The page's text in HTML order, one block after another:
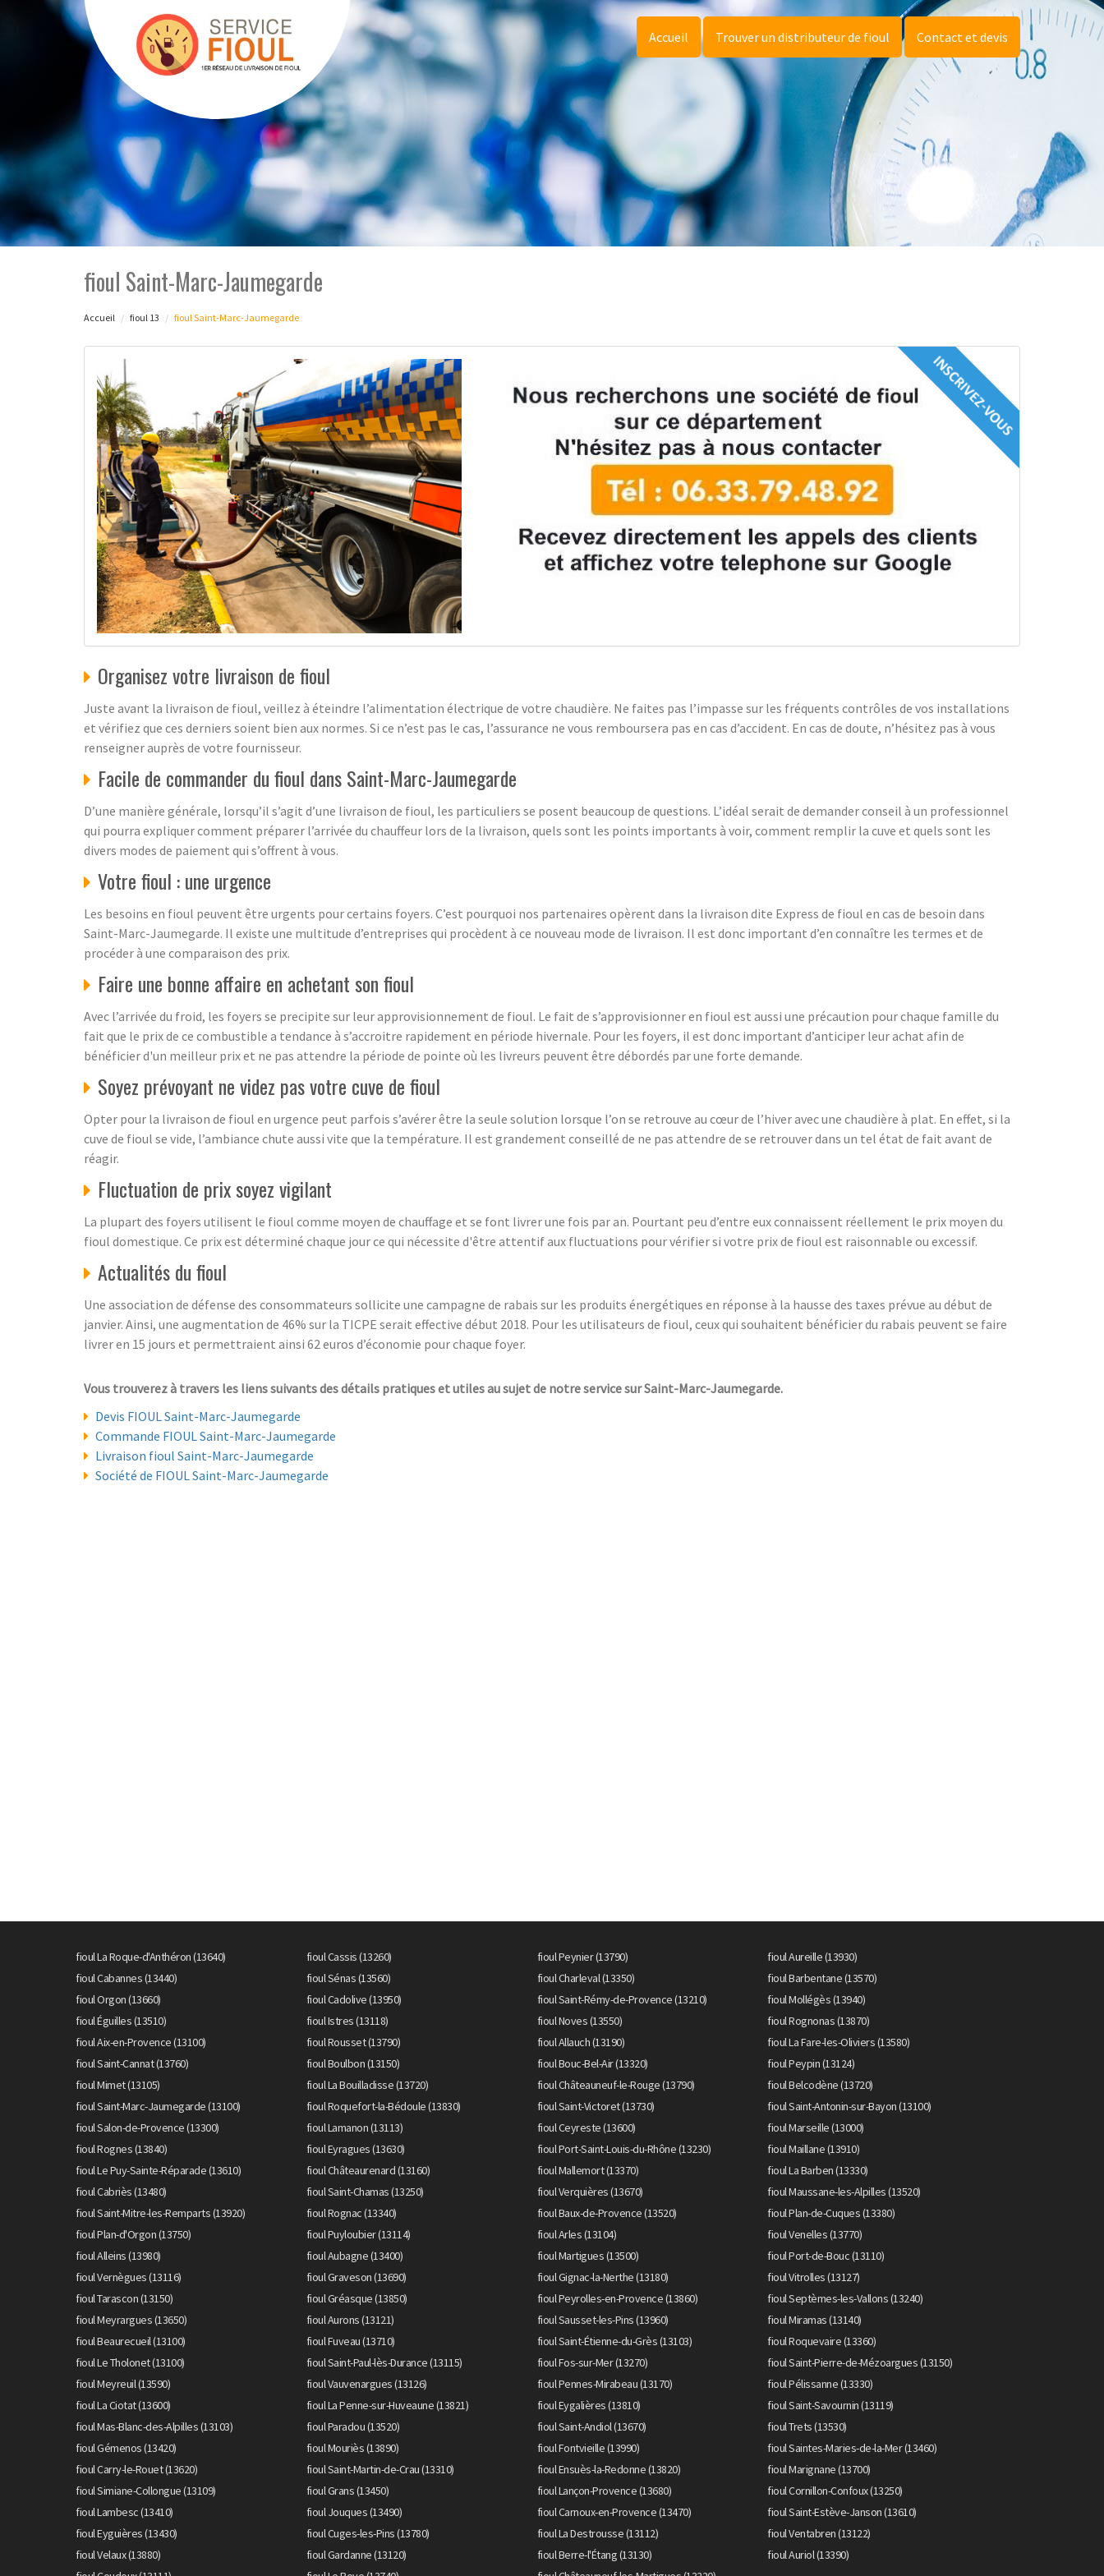
Accueil Trouver un distributeur de fioul Contact et devis
fioul Saint-Marc-Jaumegarde
Accueil fioul 13 fioul Saint-Marc-Jaumegarde
Organisez votre livraison de fioul
Juste avant la livraison de fioul, veillez à éteindre l’alimentation électrique de votre chaudière. Ne faites pas l’impasse sur les fréquents contrôles de vos installations
et vérifiez que ces derniers soient bien aux normes. Si ce n’est pas le cas, l’assurance ne vous remboursera pas en cas d’accident. En cas de doute, n’hésitez pas à vous
renseigner auprès de votre fournisseur.
Facile de commander du fioul dans Saint-Marc-Jaumegarde
D’une manière générale, lorsqu’il s’agit d’une livraison de fioul, les particuliers se posent beaucoup de questions. L’idéal serait de demander conseil à un professionnel
qui pourra expliquer comment préparer l’arrivée du chauffeur lors de la livraison, quels sont les points importants à voir, comment remplir la cuve et quels sont les
divers modes de paiement qui s’offrent à vous.
Votre fioul : une urgence
Les besoins en fioul peuvent être urgents pour certains foyers. C’est pourquoi nos partenaires opèrent dans la livraison dite Express de fioul en cas de besoin dans
Saint-Marc-Jaumegarde. Il existe une multitude d’entreprises qui procèdent à ce nouveau mode de livraison. Il est donc important d’en connaître les termes et de
procéder à une comparaison des prix.
Faire une bonne affaire en achetant son fioul
Avec l’arrivée du froid, les foyers se precipite sur leur approvisionnement de fioul. Le fait de s’approvisionner en fioul est aussi une précaution pour chaque famille du
fait que le prix de ce combustible a tendance à s’accroitre rapidement en période hivernale. Pour les foyers, il est donc important d’anticiper leur achat afin de
bénéficier d'un meilleur prix et ne pas attendre la période de pointe où les livreurs peuvent être débordés par une forte demande.
Soyez prévoyant ne videz pas votre cuve de fioul
Opter pour la livraison de fioul en urgence peut parfois s’avérer être la seule solution lorsque l’on se retrouve au cœur de l’hiver avec une chaudière à plat. En effet, si la
cuve de fioul se vide, l’ambiance chute aussi vite que la température. Il est grandement conseillé de ne pas attendre de se retrouver dans un tel état de fait avant de
réagir.
Fluctuation de prix soyez vigilant
La plupart des foyers utilisent le fioul comme moyen de chauffage et se font livrer une fois par an. Pourtant peu d’entre eux connaissent réellement le prix moyen du
fioul domestique. Ce prix est déterminé chaque jour ce qui nécessite d'être attentif aux fluctuations pour vérifier si votre prix de fioul est raisonnable ou excessif.
Actualités du fioul
Une association de défense des consommateurs sollicite une campagne de rabais sur les produits énergétiques en réponse à la hausse des taxes prévue au début de
janvier. Ainsi, une augmentation de 46% sur la TICPE serait effective début 2018. Pour les utilisateurs de fioul, ceux qui souhaitent bénéficier du rabais peuvent se faire
livrer en 15 jours et permettraient ainsi 62 euros d’économie pour chaque foyer.
Vous trouverez à travers les liens suivants des détails pratiques et utiles au sujet de notre service sur Saint-Marc-Jaumegarde.
Devis FIOUL Saint-Marc-Jaumegarde
Commande FIOUL Saint-Marc-Jaumegarde
Livraison fioul Saint-Marc-Jaumegarde
Société de FIOUL Saint-Marc-Jaumegarde
fioul La Roque-d'Anthéron (13640) fioul Cassis (13260) fioul Peynier (13790)
fioul Aureille (13930)
fioul Cabannes (13440)
fioul Sénas (13560) fioul Charleval (13350)
fioul Barbentane (13570)
fioul Orgon (13660)
fioul Cadolive (13950) fioul Saint-Rémy-de-Provence (13210)
fioul Mollégès (13940)
fioul Éguilles (13510)
fioul Istres (13118) fioul Noves (13550)
fioul Rognonas (13870)
fioul Aix-en-Provence (13100)
fioul Rousset (13790) fioul Allauch (13190)
fioul La Fare-les-Oliviers (13580)
fioul Saint-Cannat (13760)
fioul Boulbon (13150) fioul Bouc-Bel-Air (13320)
fioul Peypin (13124)
fioul Mimet (13105)
fioul La Bouilladisse (13720) fioul Châteauneuf-le-Rouge (13790)
fioul Belcodène (13720)
fioul Saint-Marc-Jaumegarde (13100)
fioul Roquefort-la-Bédoule (13830) fioul Saint-Victoret (13730)
fioul Saint-Antonin-sur-Bayon (13100)
fioul Salon-de-Provence (13300)
fioul Lamanon (13113) fioul Ceyreste (13600)
fioul Marseille (13000)
fioul Rognes (13840)
fioul Eyragues (13630) fioul Port-Saint-Louis-du-Rhône (13230)
fioul Maillane (13910)
fioul Le Puy-Sainte-Réparade (13610)
fioul Châteaurenard (13160) fioul Mallemort (13370)
fioul La Barben (13330)
fioul Cabriès (13480)
fioul Saint-Chamas (13250) fioul Verquières (13670)
fioul Maussane-les-Alpilles (13520)
fioul Saint-Mitre-les-Remparts (13920)
fioul Rognac (13340) fioul Baux-de-Provence (13520)
fioul Plan-de-Cuques (13380)
fioul Plan-d'Orgon (13750)
fioul Puyloubier (13114) fioul Arles (13104)
fioul Venelles (13770)
fioul Alleins (13980)
fioul Aubagne (13400) fioul Martigues (13500)
fioul Port-de-Bouc (13110)
fioul Vernègues (13116)
fioul Graveson (13690) fioul Gignac-la-Nerthe (13180)
fioul Vitrolles (13127)
fioul Tarascon (13150)
fioul Gréasque (13850) fioul Peyrolles-en-Provence (13860)
fioul Septèmes-les-Vallons (13240)
fioul Meyrargues (13650)
fioul Aurons (13121) fioul Sausset-les-Pins (13960)
fioul Miramas (13140)
fioul Beaurecueil (13100)
fioul Fuveau (13710) fioul Saint-Étienne-du-Grès (13103)
fioul Roquevaire (13360)
fioul Le Tholonet (13100)
fioul Saint-Paul-lès-Durance (13115) fioul Fos-sur-Mer (13270)
fioul Saint-Pierre-de-Mézoargues (13150)
fioul Meyreuil (13590)
fioul Vauvenargues (13126) fioul Pennes-Mirabeau (13170)
fioul Pélissanne (13330)
fioul La Ciotat (13600)
fioul La Penne-sur-Huveaune (13821) fioul Eygalières (13810)
fioul Saint-Savournin (13119)
fioul Mas-Blanc-des-Alpilles (13103)
fioul Paradou (13520) fioul Saint-Andiol (13670)
fioul Trets (13530)
fioul Gémenos (13420)
fioul Mouriès (13890) fioul Fontvieille (13990)
fioul Saintes-Maries-de-la-Mer (13460)
fioul Carry-le-Rouet (13620)
fioul Saint-Martin-de-Crau (13310) fioul Ensuès-la-Redonne (13820)
fioul Marignane (13700)
fioul Simiane-Collongue (13109)
fioul Grans (13450) fioul Lançon-Provence (13680)
fioul Cornillon-Confoux (13250)
fioul Lambesc (13410)
fioul Jouques (13490) fioul Carnoux-en-Provence (13470)
fioul Saint-Estève-Janson (13610)
fioul Eyguières (13430)
fioul Cuges-les-Pins (13780) fioul La Destrousse (13112)
fioul Ventabren (13122)
fioul Velaux (13880)
fioul Gardanne (13120) fioul Berre-l'Étang (13130)
fioul Auriol (13390)